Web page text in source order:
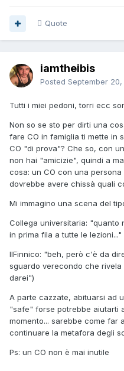
Quote
iamtheibis
Posted September 20,
Tutti i miei pedoni, torri ecc
Non so se sto per dirti una
fare CO in famiglia ti mette in
CO "di prova"? Che so, con
non hai "amicizie", quindi a
cosa: un CO con una
dovrebbe avere chissà quali
Mi immagino una scena del
Collega universitaria: "quanto
in prima fila a tutte le lezioni..."
IlFinnico: "beh, però c'è da
sguardo verecondo che
darei")
A parte cazzate, abituarsi ad
"safe" forse potrebbe aiutarti
momento... sarebbe come far
continuare la metafora degli
Ps: un CO non è mai inutile